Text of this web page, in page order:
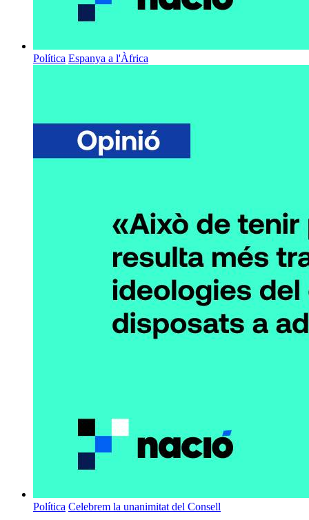
Política Espanya a l'Àfrica
Política Celebrem la unanimitat del Consell